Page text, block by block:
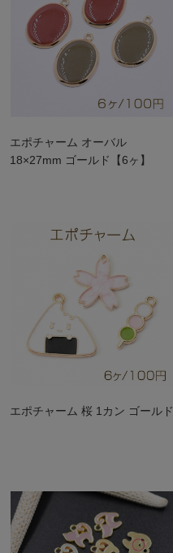
エポチャーム オーバル
18×27mm ゴールド【6ヶ】
エポチャーム 桜 1カン ゴールド